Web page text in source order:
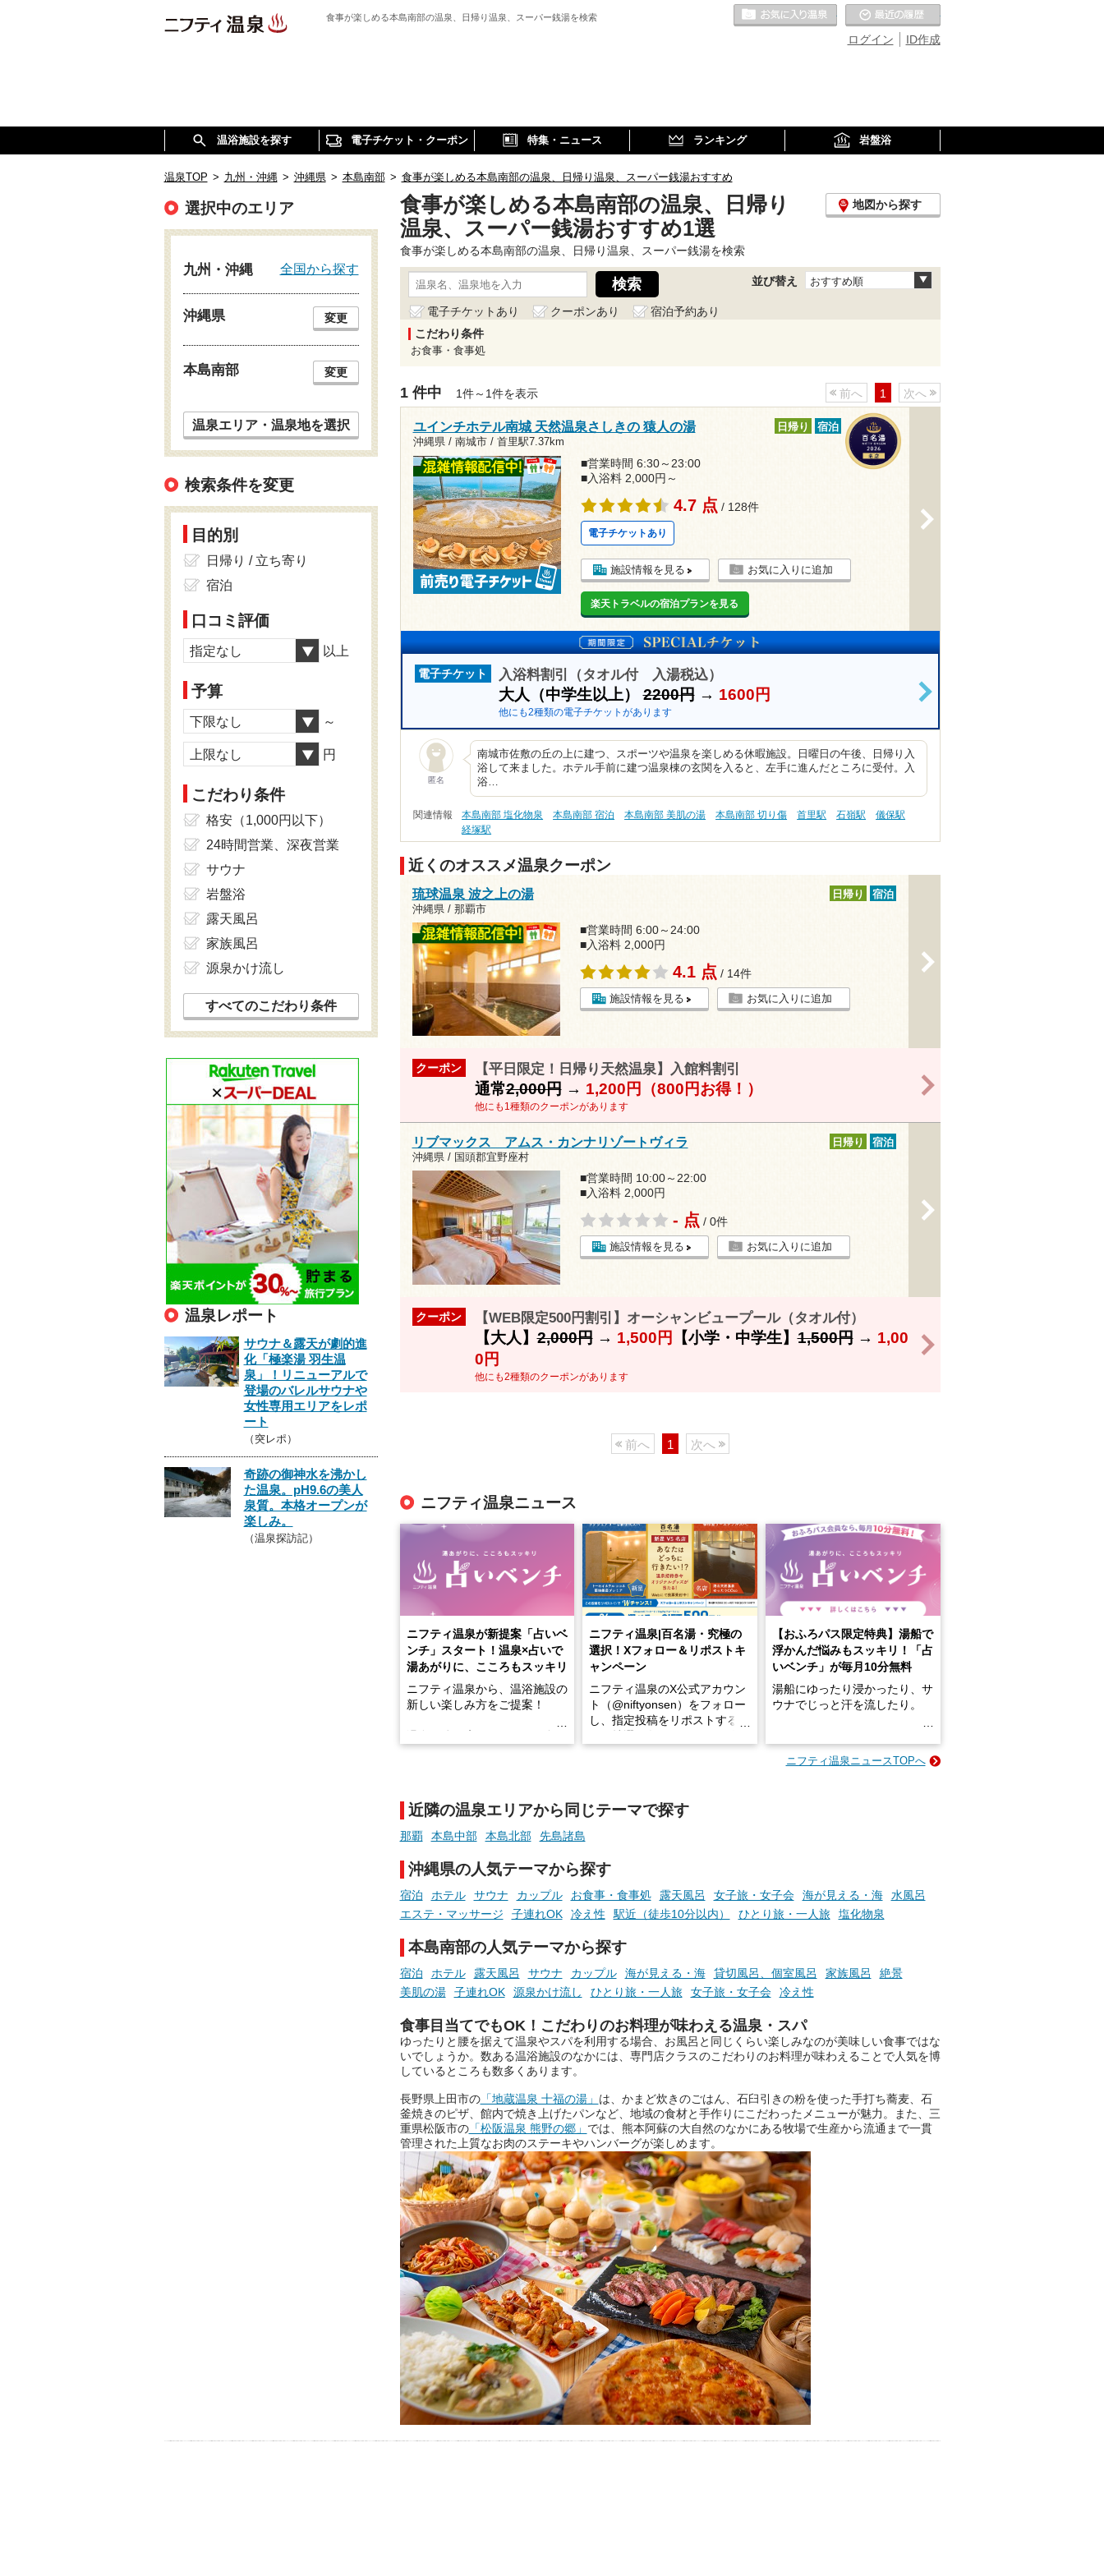
食事が楽しめる本島南部の温泉、日帰り温泉、スーパー銭湯を検索
ID作成
ログイン
お気に入りの温泉
温浴施設を探す 電子チケット・クーポン 特集・ニュース ランキング 岩盤浴
温泉TOP > 九州・沖縄 > 沖縄県 > 本島南部 > 食事が楽しめる本島南部の温泉、日帰り温泉、スーパー銭湯おすすめ
食事が楽しめる本島南部の温泉、日帰り
温泉、スーパー銭湯おすすめ1選
地図から探す
食事が楽しめる本島南部の温泉、日帰り温泉、スーパー銭湯を検索
並び替え おすすめ順
電子チケットあり クーポンあり
宿泊予約あり
こだわり条件
お食事・食事処
1 件中 1件～1件を表示 前へ 1 次へ
ユインチホテル南城 天然温泉さしきの 猿人の湯
沖縄県 / 南城市 / 首里駅7.37km
日帰り 宿泊
■営業時間 6:30～23:00
■入浴料 2,000円～
4.7 点 / 128件
電子チケットあり
施設情報を見る お気に入りに追加
楽天トラベルの宿泊プランを見る
電子チケット 入浴料割引（タオル付 入湯税込）
大人（中学生以上）2200円→ 1600円
他にも2種類の電子チケットがあります
>
匿名
南城市佐敷の丘の上に建つ、スポーツや温泉を楽しめる休暇施設。日曜日の午後、日帰り入
浴して来ました。ホテル手前に建つ温泉棟の玄関を入ると、左手に進んだところに受付。入
浴…
関連情報 本島南部 塩化物泉 本島南部 宿泊 本島南部 美肌の湯 本島南部 切り傷 首里駅 石嶺駅
儀保駅
経塚駅
近くのオススメ温泉クーポン
琉球温泉 波之上の湯
沖縄県 / 那覇市
日帰り 宿泊
■営業時間 6:00～24:00
■入浴料 2,000円
4.1 点 / 14件
施設情報を見る お気に入りに追加
クーポン 【平日限定！日帰り天然温泉】入館料割引
通常2,000円→ 1,200円（800円お得！）
他にも1種類のクーポンがあります
リブマックス アムス・カンナリゾートヴィラ
沖縄県 / 国頭郡宜野座村
日帰り 宿泊
■営業時間 10:00～22:00
■入浴料 2,000円
- 点 / 0件
施設情報を見る お気に入りに追加
クーポン 【WEB限定500円割引】オーシャンビュープール（タオル付）
【大人】2,000円→ 1,500円 【小学・中学生】1,500円→ 1,00
0円
他にも2種類のクーポンがあります
前へ 1 次へ
ニフティ温泉ニュース
ニフティ温泉が新提案「占いベ
ンチ」スタート！温泉×占いで
湯あがりに、こころもスッキリ
ニフティ温泉から、温浴施設の
新しい楽しみ方をご提案！
手相やタロットなど気軽に楽し
める占いで、“ととのう”おふろ
時間を、もっと特別に。
ニフティ温泉|百名湯・究極の
選択！Xフォロー＆リポストキ
ャンペーン
ニフティ温泉のX公式アカウン
ト（@niftyonsen）をフォロー
し、指定投稿をリポストする
【おふろパス限定特典】湯船で
浮かんだ悩みもスッキリ！「占
いベンチ」が毎月10分無料
湯船にゆったり浸かったり、サ
ウナでじっと汗を流したり。
そんな「一人でぼんやり過ごす
お風呂でリラックスしているか
らこそ向き合える、大切な自分
の本音。
りの温まった心のまま相談でき
たら素敵ですよね。
ニフティ温泉の「占いベンチ」
は、そんなあなたの心のつぶや
とができるサービスです。
おふろパス会員様なら、この特
別なひとときを「毎月10分無
料」でご利用いただけます。
お湯で体がほぐれたら、次は占
い師さんとお話しして、心もほ
ぐしてみませんか？
ニフティ温泉ニュースTOPへ
近隣の温泉エリアから同じテーマで探す
那覇 本島中部 本島北部 先島諸島
沖縄県の人気テーマから探す
宿泊 ホテル サウナ カップル お食事・食事処 露天風呂 女子旅・女子会 海が見える・海
水風呂
エステ・マッサージ
子連れOK 冷え性 駅近（徒歩10分以内） ひとり旅・一人旅 塩化物泉
本島南部の人気テーマから探す
宿泊 ホテル 露天風呂 サウナ カップル 海が見える・海 貸切風呂、個室風呂 家族風呂
絶景
美肌の湯
子連れOK 源泉かけ流し ひとり旅・一人旅 女子旅・女子会 冷え性
食事目当てでもOK！こだわりのお料理が味わえる温泉・スパ
ゆったりと腰を据えて温泉やスパを利用する場合、お風呂と同じくらい楽しみなのが美味しい食事ではな
いでしょうか。数ある温浴施設のなかには、専門店クラスのこだわりのお料理が味わえることで人気を博
しているところも数多くあります。
長野県上田市の「地蔵温泉 十福の湯」 は、かまど炊きのごはん、石臼引きの粉を使った手打ち蕎麦、石
釜焼きのピザ、館内で焼き上げたパンなど、地域の食材と手作りにこだわったメニューが魅力。また、三
重県松阪市の「松阪温泉 熊野の郷」 では、熊本阿蘇の大自然のなかにある牧場で生産から流通まで一貫
管理された上質なお肉のステーキやハンバーグが楽しめます。
選択中のエリア
九州・沖縄 全国から探す
沖縄県 変更
本島南部 変更
温泉エリア・温泉地を選択
検索条件を変更
目的別
日帰り / 立ち寄り
宿泊
口コミ評価
指定なし 以上
予算
下限なし ～
上限なし 円
こだわり条件
格安（1,000円以下）
24時間営業、深夜営業
サウナ
岩盤浴
露天風呂
家族風呂
源泉かけ流し
すべてのこだわり条件
温泉レポート
サウナ＆露天が劇的進
化「極楽湯 羽生温
泉」！リニューアルで
登場のバレルサウナや
女性専用エリアをレポ
ート
（突レポ）
奇跡の御神水を沸かし
た温泉。pH9.6の美人
泉質。本格オープンが
楽しみ。
（温泉探訪記）